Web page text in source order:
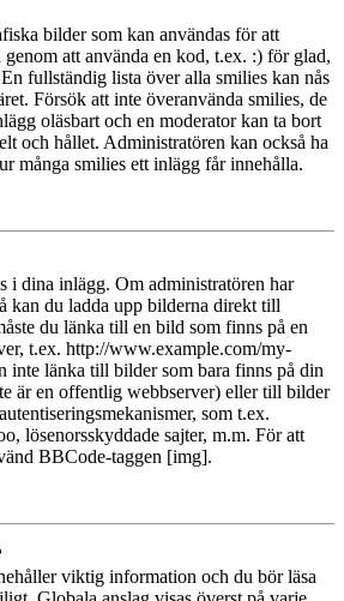
bilder som kan användas för att
att använda en kod, t.ex. :) för glad,
fullständig lista över alla smilies kan nås
Försök att inte överanvända smilies, de
oläsbart och en moderator kan ta bort
och hållet. Administratören kan också ha
många smilies ett inlägg får innehålla.
i dina inlägg. Om administratören har
kan du ladda upp bilderna direkt till
du länka till en bild som finns på en
t.ex. http://www.example.com/my-
inte länka till bilder som bara finns på din
är en offentlig webbserver) eller till bilder
som t.ex.
lösenorsskyddade sajter, m.m. För att
BBCode-taggen [img].
viktig information och du bör läsa